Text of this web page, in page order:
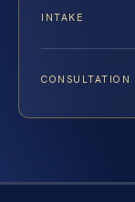
INTAKE
CONSULTATION